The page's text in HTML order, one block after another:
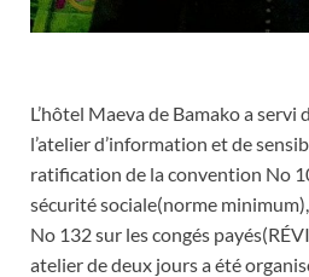
L’hôtel Maeva de Bamako a servi
l’atelier d’information et de
ratification de la convention No
sécurité sociale(norme
No 132 sur les congés
atelier de deux jours a été